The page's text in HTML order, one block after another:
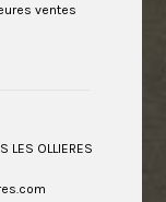
ventes
LES OLLIERES